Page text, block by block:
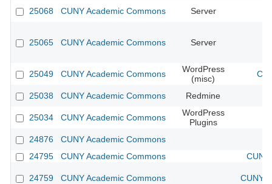
25068 CUNY Academic Commons Server
25065 CUNY Academic Commons Server
25049 CUNY Academic Commons
WordPress
(misc)
25038 CUNY Academic Commons Redmine
25034 CUNY Academic Commons
WordPress
Plugins
24876
CUNY Academic Commons
24795
CUNY Academic Commons
24759 CUNY Academic Commons CUNY